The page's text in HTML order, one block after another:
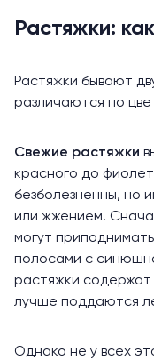
Растяжки:
Растяжки бывают
различаются по
Свежие растяжки
красного до
безболезненны, но
или жжением.
могут
полосами с
растяжки
лучше поддаются
Однако не у всех